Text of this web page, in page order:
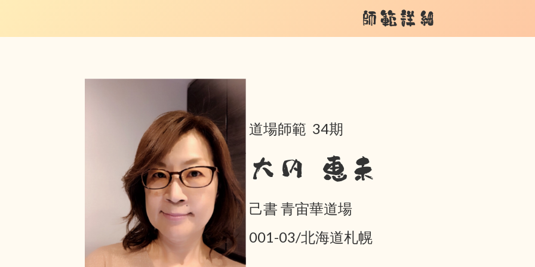
師範詳細
道場師範 34期
大内 恵未
己書 青宙華道場
001-03/北海道札幌